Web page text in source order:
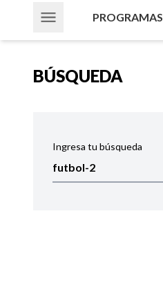
PROGRAMAS
BÚSQUEDA
Ingresa tu búsqueda